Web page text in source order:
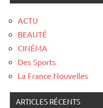
ACTU
BEAUTÉ
CINÉMA
Des Sports
La France Nouvelles
ARTICLES RÉCENTS